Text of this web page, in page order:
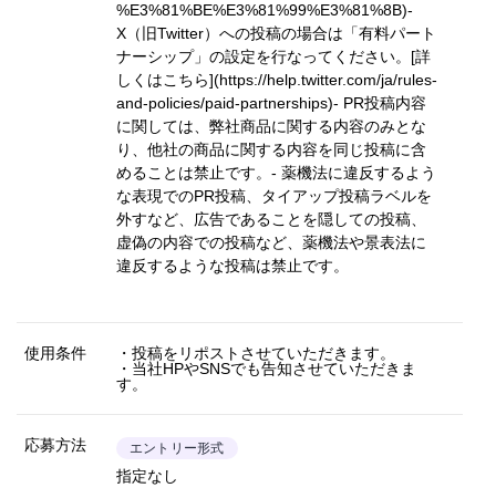
%E3%81%BE%E3%81%99%E3%81%8B)-
X（旧Twitter）への投稿の場合は「有料パート
ナーシップ」の設定を行なってください。 [詳
しくはこちら](https://help.twitter.com/ja/rules-
and-policies/paid-partnerships)- PR投稿内容
に関しては、弊社商品に関する内容のみとな
り、他社の商品に関する内容を同じ投稿に含
めることは禁止です。- 薬機法に違反するよう
な表現でのPR投稿、タイアップ投稿ラベルを
外すなど、広告であることを隠しての投稿、
虚偽の内容での投稿など、薬機法や景表法に
違反するような投稿は禁止です。
使用条件
・投稿をリポストさせていただきます。
・当社HPやSNSでも告知させていただきま
す。
応募方法 エントリー形式
指定なし